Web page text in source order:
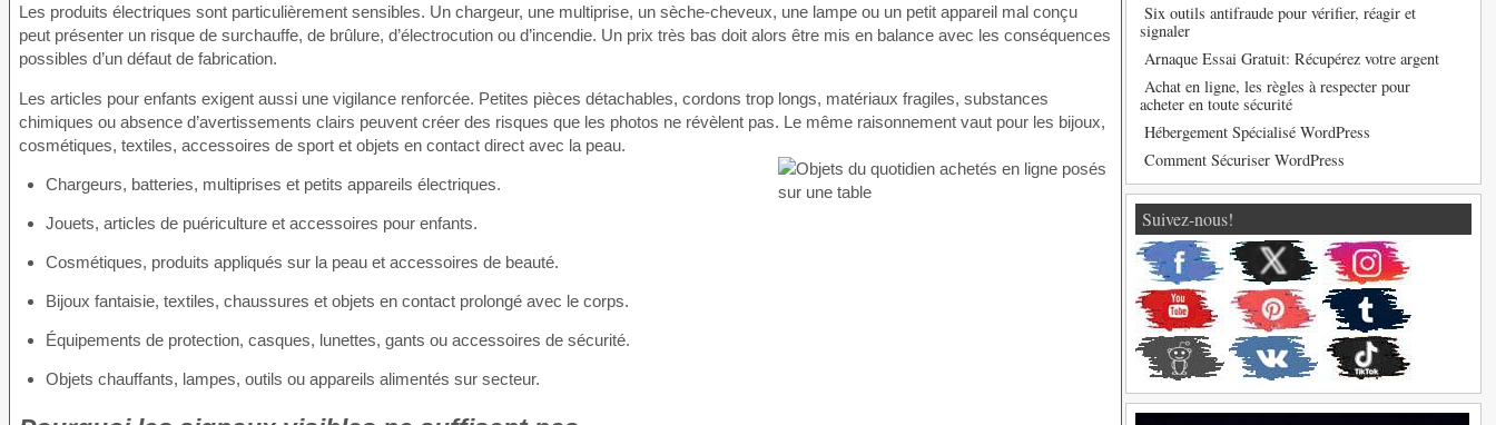
Les produits électriques sont particulièrement sensibles. Un chargeur, une multiprise, un sèche-cheveux, une lampe ou un petit appareil mal conçu
peut présenter un risque de surchauffe, de brûlure, d’électrocution ou d’incendie. Un prix très bas doit alors être mis en balance avec les conséquences
possibles d’un défaut de fabrication.
Les articles pour enfants exigent aussi une vigilance renforcée. Petites pièces détachables, cordons trop longs, matériaux fragiles, substances
chimiques ou absence d’avertissements clairs peuvent créer des risques que les photos ne révèlent pas. Le même raisonnement vaut pour les bijoux,
cosmétiques, textiles, accessoires de sport et objets en contact direct avec la peau.
Chargeurs, batteries, multiprises et petits appareils électriques.
Jouets, articles de puériculture et accessoires pour enfants.
Cosmétiques, produits appliqués sur la peau et accessoires de beauté.
Bijoux fantaisie, textiles, chaussures et objets en contact prolongé avec le corps.
Équipements de protection, casques, lunettes, gants ou accessoires de sécurité.
Objets chauffants, lampes, outils ou appareils alimentés sur secteur.
Six outils antifraude pour vérifier, réagir et
signaler
Arnaque Essai Gratuit: Récupérez votre argent
Achat en ligne, les règles à respecter pour
acheter en toute sécurité
Hébergement Spécialisé WordPress
Comment Sécuriser WordPress
Suivez-nous!